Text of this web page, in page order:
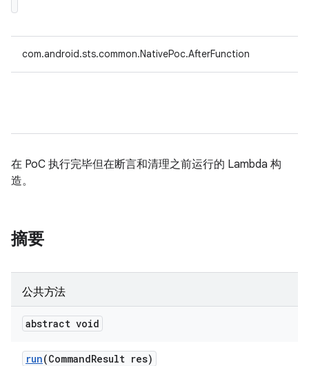
com.android.sts.common.NativePoc.AfterFunction
在 PoC 执行完毕但在断言和清理之前运行的 Lambda 构
造。
摘要
公共方法
abstract void
run(CommandResult res)